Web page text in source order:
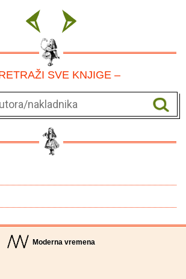
SVE KNJIGE –
Moderna vremena